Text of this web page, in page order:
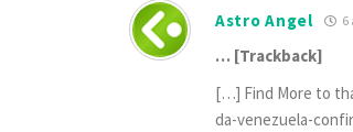
Astro Angel 6
… [Trackback]
[…] Find More to
da-venezuela-